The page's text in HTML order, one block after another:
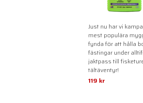
Just nu har vi
mest populära
fynda för att hålla
fästingar under
jaktpass till
tältäventyr!
119 kr